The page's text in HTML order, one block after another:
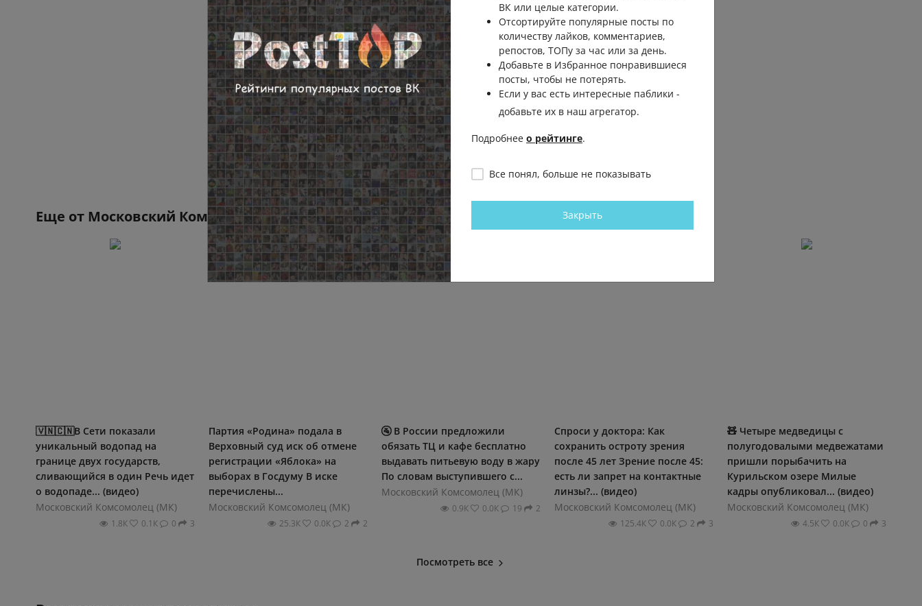
Отправить на рассмотрение
Еще от Московский Комсомолец (МК)
🇻🇳🇨🇳В Сети показали
уникальный водопад на
границе двух государств,
сливающийся в один Речь идет
о водопаде... (видео)
Московский Комсомолец (МК)
1.8К 0.1К 0 3
Партия «Родина» подала в
Верховный суд иск об отмене
регистрации «Яблока» на
выборах в Госдуму В иске
перечислены...
Московский Комсомолец (МК)
25.3К 0.0К 2 2
🚰 В России предложили
обязать ТЦ и кафе бесплатно
выдавать питьевую воду в жару
По словам выступившего с...
Московский Комсомолец (МК)
0.9К 0.0К 19 2
Спроси у доктора: Как
сохранить остроту зрения
после 45 лет Зрение после 45:
есть ли запрет на контактные
линзы?... (видео)
Московский Комсомолец (МК)
125.4К 0.0К 2 3
🧸 Четыре медведицы с
полугодовалыми медвежатами
пришли порыбачить на
Курильском озере Милые
кадры опубликовал... (видео)
Московский Комсомолец (МК)
4.5К 0.0К 0 3
Посмотреть все
ВК или целые категории.
Отсортируйте популярные посты по
количеству лайков, комментариев,
репостов, ТОПу за час или за день.
Добавьте в Избранное понравившиеся
посты, чтобы не потерять.
Если у вас есть интересные паблики -
добавьте их в наш агрегатор.
Подробнее о рейтинге.
Все понял, больше не показывать
Закрыть